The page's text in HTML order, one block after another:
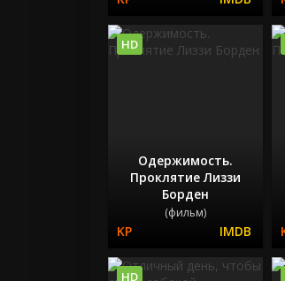
Одержимость.
Проклятие Лиззи
Борден
(фильм)
HD
HD